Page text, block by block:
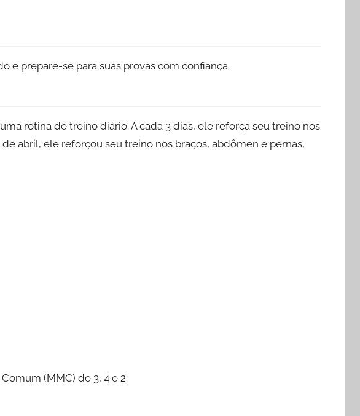
e prepare-se para suas provas com confiança.
rotina de treino diário. A cada 3 dias, ele reforça seu treino nos
abril, ele reforçou seu treino nos braços, abdômen e pernas,
(MMC) de 3, 4 e 2: